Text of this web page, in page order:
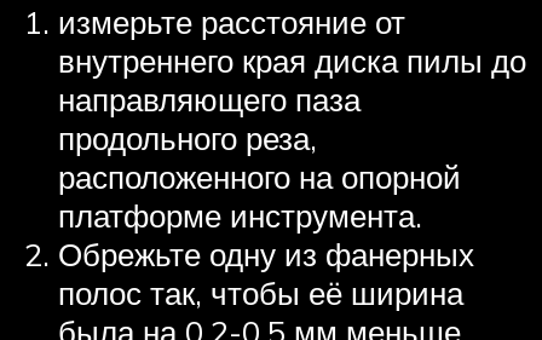
измерьте расстояние от
внутреннего края диска пилы до
направляющего паза
продольного реза,
расположенного на опорной
платформе инструмента.
Обрежьте одну из фанерных
полос так, чтобы её ширина
была на 0,2-0,5 мм меньше